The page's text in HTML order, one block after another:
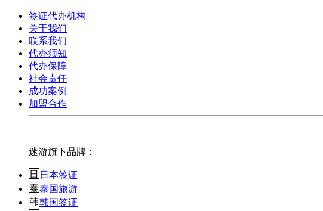
签证代办机构
关于我们
联系我们
代办须知
代办保障
社会责任
成功案例
加盟合作
迷游旗下品牌：
日本签证
泰国旅游
韩国签证